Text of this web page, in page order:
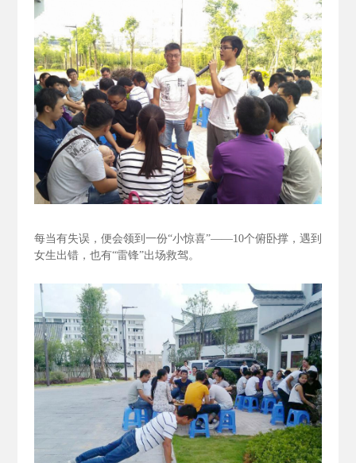
每当有失误，便会领到一份“小惊喜”——10个俯卧撑，遇到
女生出错，也有“雷锋”出场救驾。